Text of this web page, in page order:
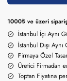
1000₺ ve üzeri
İstanbul İçi Aynı
İstanbul Dışı
Firmaya Özel
Üretici Firmadan
Toptan Fiyatına